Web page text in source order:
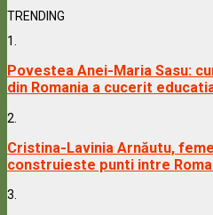
TRENDING
1.
Povestea Anei-Maria Sasu:
din Romania a cucerit
2.
Cristina-Lavinia Arnăutu,
construieste punti intre
3.